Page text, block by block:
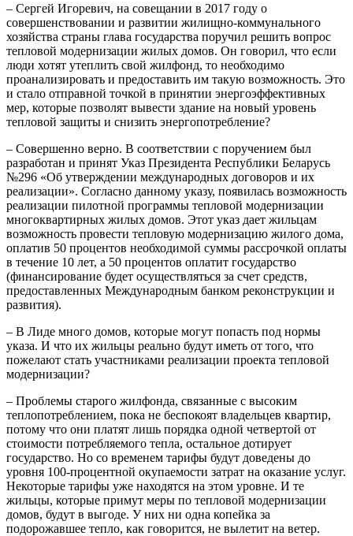
– Сергей Игоревич, на совещании в 2017 году о
совершенствовании и развитии жилищно-коммунального
хозяйства страны глава государства поручил решить вопрос
тепловой модернизации жилых домов. Он говорил, что если
люди хотят утеплить свой жилфонд, то необходимо
проанализировать и предоставить им такую возможность. Это
и стало отправной точкой в принятии энергоэффективных
мер, которые позволят вывести здание на новый уровень
тепловой защиты и снизить энергопотребление?
– Совершенно верно. В соответствии с поручением был
разработан и принят Указ Президента Республики Беларусь
№296 «Об утверждении международных договоров и их
реализации». Согласно данному указу, появилась возможность
реализации пилотной программы тепловой модернизации
многоквартирных жилых домов. Этот указ дает жильцам
возможность провести тепловую модернизацию жилого дома,
оплатив 50 процентов необходимой суммы рассрочкой оплаты
в течение 10 лет, а 50 процентов оплатит государство
(финансирование будет осуществляться за счет средств,
предоставленных Международным банком реконструкции и
развития).
– В Лиде много домов, которые могут попасть под нормы
указа. И что их жильцы реально будут иметь от того, что
пожелают стать участниками реализации проекта тепловой
модернизации?
– Проблемы старого жилфонда, связанные с высоким
теплопотреблением, пока не беспокоят владельцев квартир,
потому что они платят лишь порядка одной четвертой от
стоимости потребляемого тепла, остальное дотирует
государство. Но со временем тарифы будут доведены до
уровня 100-процентной окупаемости затрат на оказание услуг.
Некоторые тарифы уже находятся на этом уровне. И те
жильцы, которые примут меры по тепловой модернизации
домов, будут в выгоде. У них ни одна копейка за
подорожавшее тепло, как говорится, не вылетит на ветер.